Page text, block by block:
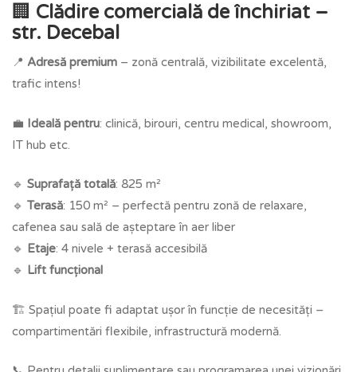
🏢 Clădire comercială de închiriat –
str. Decebal
📍 Adresă premium – zonă centrală, vizibilitate excelentă,
trafic intens!
💼 Ideală pentru: clinică, birouri, centru medical, showroom,
IT hub etc.
🔹 Suprafață totală: 825 m²
🔹 Terasă: 150 m² – perfectă pentru zonă de relaxare,
cafenea sau sală de așteptare în aer liber
🔹 Etaje: 4 nivele + terasă accesibilă
🔹 Lift funcțional
🏗️ Spațiul poate fi adaptat ușor în funcție de necesități –
compartimentări flexibile, infrastructură modernă.